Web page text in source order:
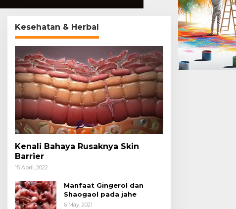
Kesehatan & Herbal
Kenali Bahaya Rusaknya Skin
Barrier
15 April, 2022
Manfaat Gingerol dan
Shaogaol pada jahe
6 May, 2021